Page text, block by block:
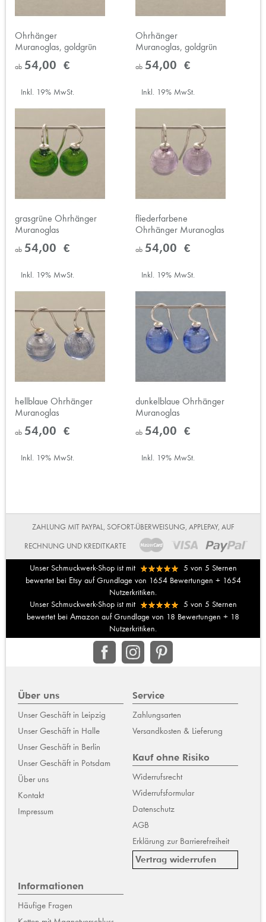
Ohrhänger
Muranoglas, goldgrün
ab 54,00 €
Inkl. 19% MwSt.
Ohrhänger
Muranoglas, goldgrün
ab 54,00 €
Inkl. 19% MwSt.
grasgrüne Ohrhänger
Muranoglas
ab 54,00 €
Inkl. 19% MwSt.
fliederfarbene
Ohrhänger Muranoglas
ab 54,00 €
Inkl. 19% MwSt.
hellblaue Ohrhänger
Muranoglas
ab 54,00 €
Inkl. 19% MwSt.
dunkelblaue Ohrhänger
Muranoglas
ab 54,00 €
Inkl. 19% MwSt.
ZAHLUNG MIT PAYPAL, SOFORT-ÜBERWEISUNG, APPLEPAY, AUF
RECHNUNG UND KREDITKARTE
Unser Schmuckwerk-Shop ist mit 5 von 5 Sternen
bewertet bei Etsyauf Grundlage von 1654Bewertungen + 1654
Nutzerkritiken.
Unser Schmuckwerk-Shop ist mit
5 von 5 Sternen
bewertet bei Amazon auf Grundlage von 18 Bewertungen + 18
Nutzerkritiken.
Über uns
Unser Geschäft in Leipzig
Unser Geschäft in Halle
Unser Geschäft in Berlin
Unser Geschäft in Potsdam
Über uns
Kontakt
Impressum
Service
Zahlungsarten
Versandkosten & Lieferung
Kauf ohne Risiko
Widerrufsrecht
Widerrufsformular
Datenschutz
AGB
Erklärung zur Barrierefreiheit
Vertrag widerrufen
Informationen
Häufige Fragen